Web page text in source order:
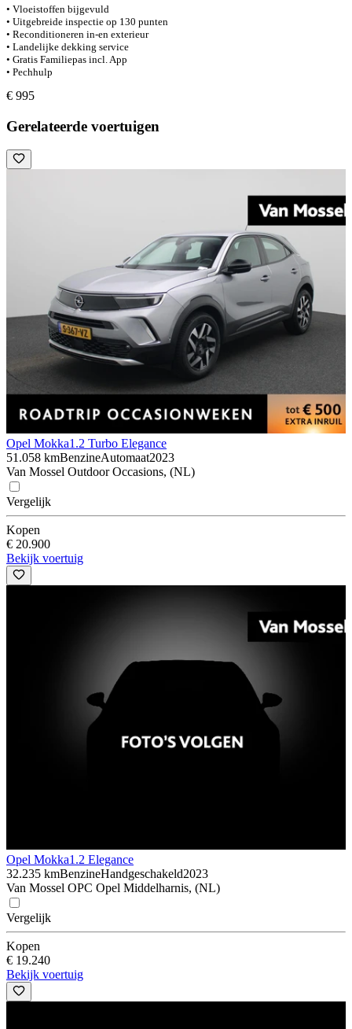
• Vloeistoffen bijgevuld
• Uitgebreide inspectie op 130 punten
• Reconditioneren in-en exterieur
• Landelijke dekking service
• Gratis Familiepas incl. App
• Pechhulp
€ 995
Gerelateerde voertuigen
Opel Mokka1.2 Turbo Elegance
51.058 kmBenzineAutomaat2023
Van Mossel Outdoor Occasions, (NL)
Vergelijk
Kopen
€ 20.900
Bekijk voertuig
Opel Mokka1.2 Elegance
32.235 kmBenzineHandgeschakeld2023
Van Mossel OPC Opel Middelharnis, (NL)
Vergelijk
Kopen
€ 19.240
Bekijk voertuig